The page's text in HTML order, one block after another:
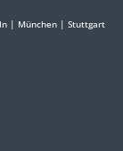
| München | Stuttgart